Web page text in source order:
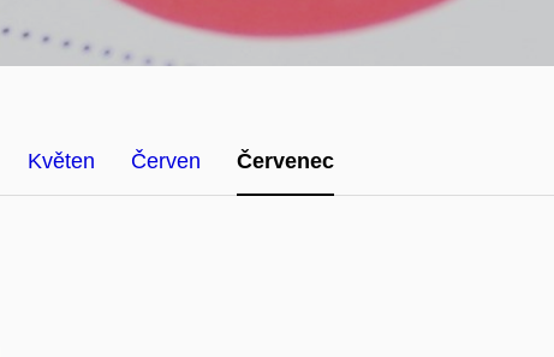
Květen Červen Červenec